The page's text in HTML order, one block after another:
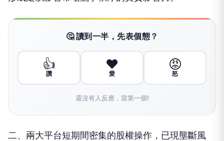
🤔 讀到一半，先表個態？
👍
讚
❤️
愛
😡
怒
還沒有人反應，當第一個!
二、兩大平台短期間密集的股權操作，已現壟斷風